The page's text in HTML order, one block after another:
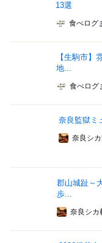
13選
食べログ
【生駒市】
地...
食べログ
奈良監獄ミ
奈良シ
郡山城趾～
歩...
奈良シカ